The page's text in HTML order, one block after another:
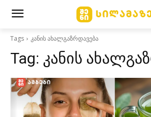
Tags კანის ახალგაზრდავება
Tag: კანის